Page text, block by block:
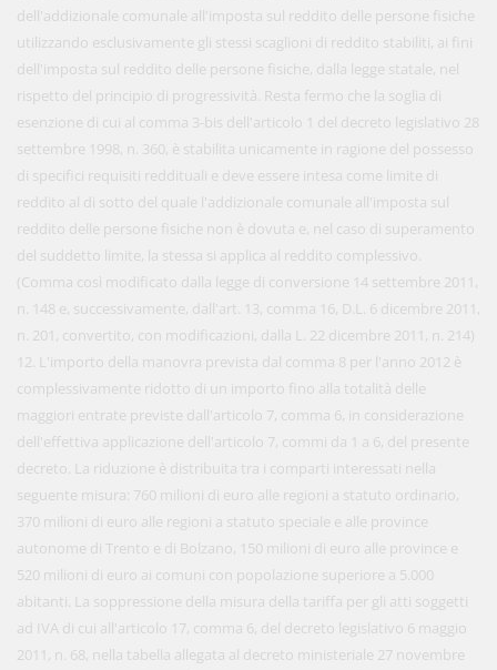
dell'addizionale comunale all'imposta sul reddito delle persone fisiche
utilizzando esclusivamente gli stessi scaglioni di reddito stabiliti, ai fini
dell'imposta sul reddito delle persone fisiche, dalla legge statale, nel
rispetto del principio di progressività. Resta fermo che la soglia di
esenzione di cui al comma 3-bis dell'articolo 1 del decreto legislativo 28
settembre 1998, n. 360, è stabilita unicamente in ragione del possesso
di specifici requisiti reddituali e deve essere intesa come limite di
reddito al di sotto del quale l'addizionale comunale all'imposta sul
reddito delle persone fisiche non è dovuta e, nel caso di superamento
del suddetto limite, la stessa si applica al reddito complessivo.
(Comma così modificato dalla legge di conversione 14 settembre 2011,
n. 148 e, successivamente, dall'art. 13, comma 16, D.L. 6 dicembre 2011,
n. 201, convertito, con modificazioni, dalla L. 22 dicembre 2011, n. 214)
12. L'importo della manovra prevista dal comma 8 per l'anno 2012 è
complessivamente ridotto di un importo fino alla totalità delle
maggiori entrate previste dall'articolo 7, comma 6, in considerazione
dell'effettiva applicazione dell'articolo 7, commi da 1 a 6, del presente
decreto. La riduzione è distribuita tra i comparti interessati nella
seguente misura: 760 milioni di euro alle regioni a statuto ordinario,
370 milioni di euro alle regioni a statuto speciale e alle province
autonome di Trento e di Bolzano, 150 milioni di euro alle province e
520 milioni di euro ai comuni con popolazione superiore a 5.000
abitanti. La soppressione della misura della tariffa per gli atti soggetti
ad IVA di cui all'articolo 17, comma 6, del decreto legislativo 6 maggio
2011, n. 68, nella tabella allegata al decreto ministeriale 27 novembre